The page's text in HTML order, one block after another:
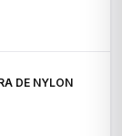
DE NYLON